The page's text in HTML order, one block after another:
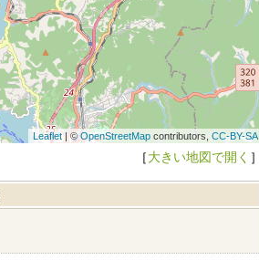
Leaflet| ©OpenStreetMapcontributors, CC-BY-SA
［大きい地図で開く ］